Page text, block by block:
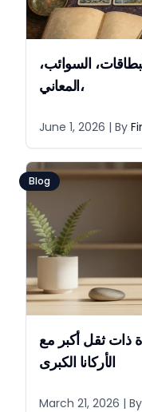
السوائب،
المعاني،
June 1, 2026 | By
Blog
ذات ثقل أكبر مع
الأركانا الكبرى
March 21, 2026 | By